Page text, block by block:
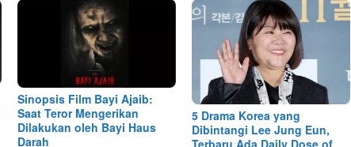
Sinopsis Film Bayi Ajaib:
Saat Teror Mengerikan
Dilakukan oleh Bayi Haus
Darah
5 Drama Korea yang
Dibintangi Lee Jung Eun,